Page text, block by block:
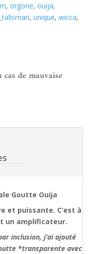
, orgone, ouija,
, unique, wicca,
de mauvaise
Goutte Ouija
et puissante. C’est à
un amplificateur.
inclusion, j’ai ajouté
*transparente avec